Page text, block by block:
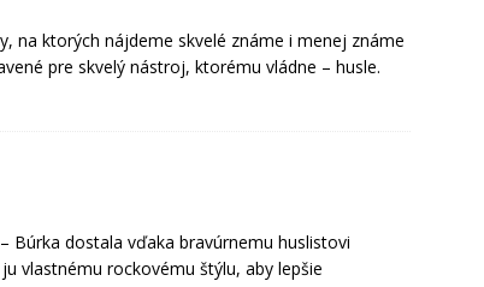
na ktorých nájdeme skvelé známe i menej známe
pre skvelý nástroj, ktorému vládne – husle.
Búrka dostala vďaka bravúrnemu huslistovi
vlastnému rockovému štýlu, aby lepšie